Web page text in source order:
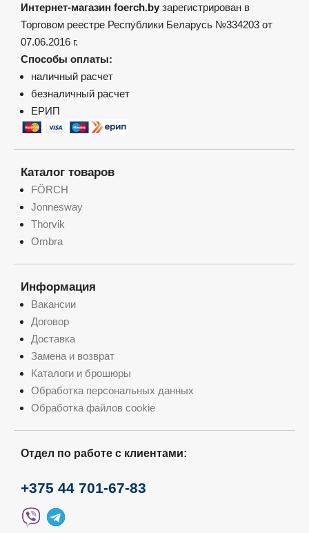
Интернет-магазин foerch.by зарегистрирован в
Торговом реестре Республики Беларусь №334203 от
07.06.2016 г.
Способы оплаты:
наличный расчет
безналичный расчет
ЕРИП
Каталог товаров
FÖRCH
Jonnesway
Thorvik
Ombra
Информация
Вакансии
Договор
Доставка
Замена и возврат
Каталоги и брошюры
Обработка персональных данных
Обработка файлов cookie
Отдел по работе с клиентами:
+375 44 701-67-83